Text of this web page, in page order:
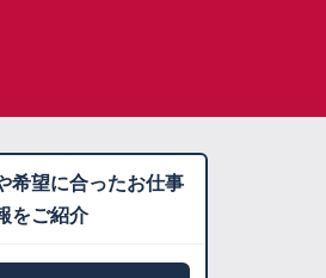
希望に合ったお仕事
をご紹介